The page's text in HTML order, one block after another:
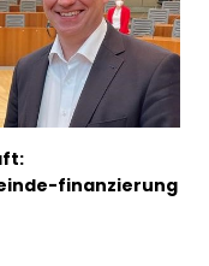
finanzierung